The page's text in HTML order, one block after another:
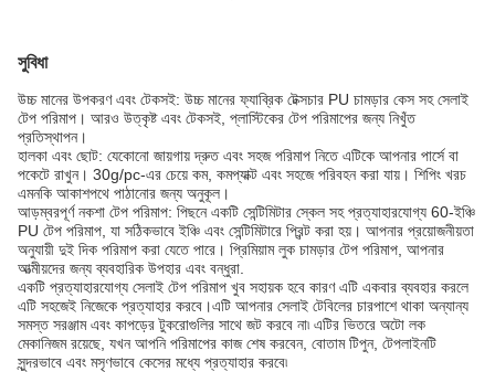
সুবিধা
উচ্চ মানের উপকরণ এবং টেকসই: উচ্চ মানের ফ্যাব্রিক টেক্সচার PU চামড়ার কেস সহ সেলাই
টেপ পরিমাপ। আরও উত্কৃষ্ট এবং টেকসই, প্লাস্টিকের টেপ পরিমাপের জন্য নিখুঁত
প্রতিস্থাপন।
হালকা এবং ছোট: যেকোনো জায়গায় দ্রুত এবং সহজ পরিমাপ নিতে এটিকে আপনার পার্সে বা
পকেটে রাখুন। 30g/pc-এর চেয়ে কম, কমপ্যাক্ট এবং সহজে পরিবহন করা যায়। শিপিং খরচ
এমনকি আকাশপথে পাঠানোর জন্য অনুকূল।
আড়ম্বরপূর্ণ নকশা টেপ পরিমাপ: পিছনে একটি সেন্টিমিটার স্কেল সহ প্রত্যাহারযোগ্য 60-ইঞ্চি
PU টেপ পরিমাপ, যা সঠিকভাবে ইঞ্চি এবং সেন্টিমিটারে প্রিন্ট করা হয়। আপনার প্রয়োজনীয়তা
অনুযায়ী দুই দিক পরিমাপ করা যেতে পারে। প্রিমিয়াম লুক চামড়ার টেপ পরিমাপ, আপনার
আত্মীয়দের জন্য ব্যবহারিক উপহার এবং বন্ধুরা.
একটি প্রত্যাহারযোগ্য সেলাই টেপ পরিমাপ খুব সহায়ক হবে কারণ এটি একবার ব্যবহার করলে
এটি সহজেই নিজেকে প্রত্যাহার করবে।এটি আপনার সেলাই টেবিলের চারপাশে থাকা অন্যান্য
সমস্ত সরঞ্জাম এবং কাপড়ের টুকরোগুলির সাথে জট করবে না৷ এটির ভিতরে অটো লক
মেকানিজম রয়েছে, যখন আপনি পরিমাপের কাজ শেষ করবেন, বোতাম টিপুন, টেপলাইনটি
সুন্দরভাবে এবং মসৃণভাবে কেসের মধ্যে প্রত্যাহার করবে৷